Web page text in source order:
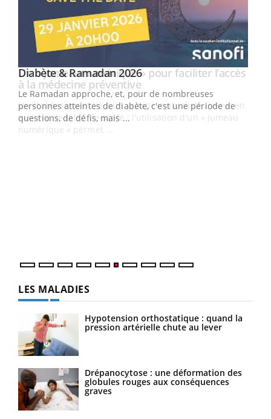
Youtube
Diabète & Ramadan 2026Youtube
Le Ramadan approche, et, pour de nombreuses
personnes atteintes de diabète, c'est une période de
questions, de défis, mais ...
Youtube
Un « jumeau numérique » pour faciliter l’accès
à la médecine préventiveYoutube
Un établissement lié à un groupe mutualiste innove en
matière de bilan de santé : l'utilisation d'un « jumeau
numérique » permet ...
LES MALADIES
Hypotension orthostatique : quand la
pression artérielle chute au lever
Drépanocytose : une déformation des
globules rouges aux conséquences
graves